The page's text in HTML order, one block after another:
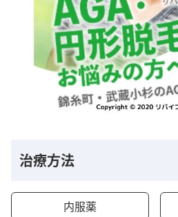
治療方法
内服薬